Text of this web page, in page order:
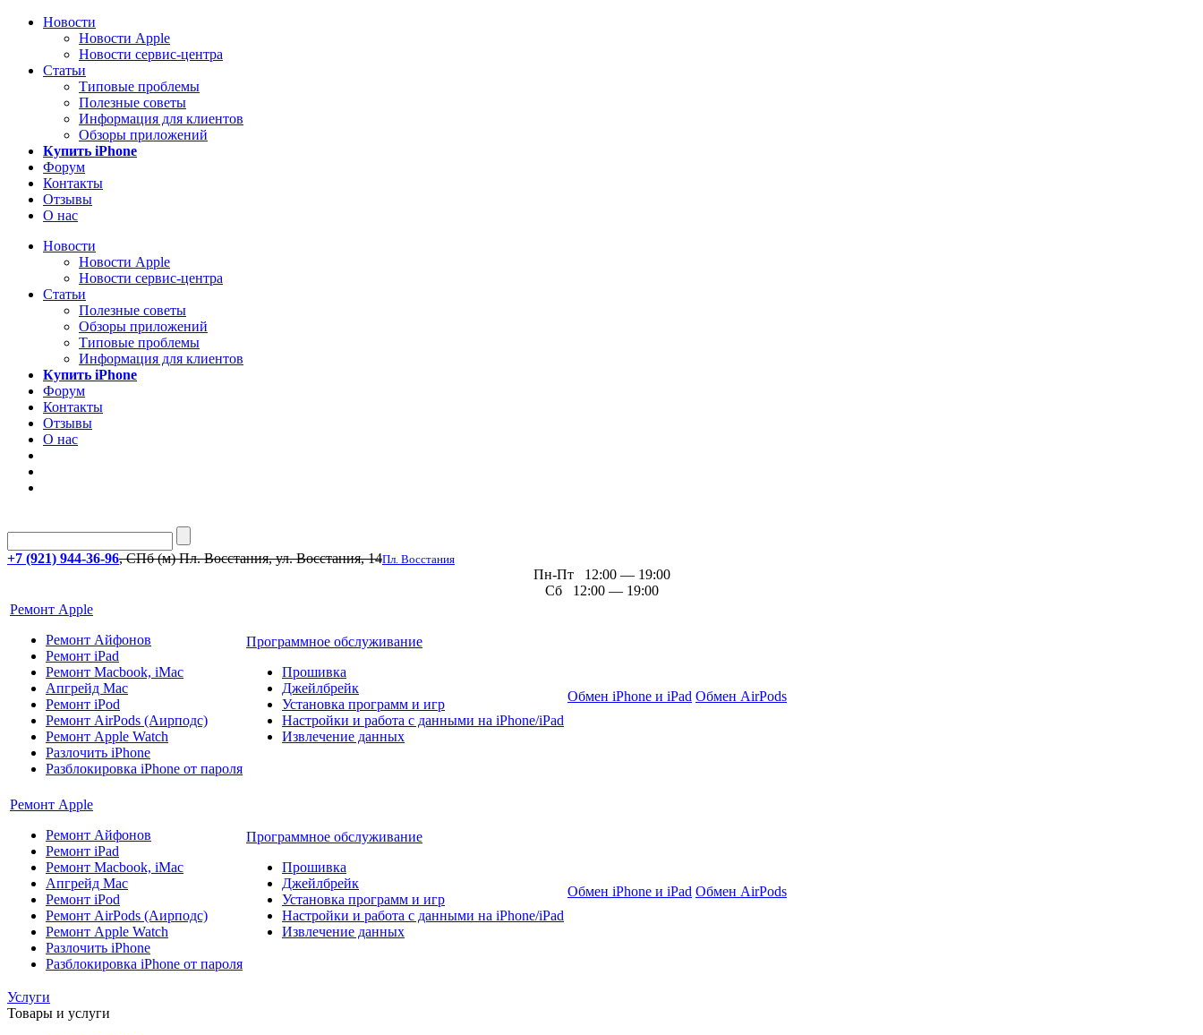
Новости
Новости Apple
Новости сервис-центра
Статьи
Типовые проблемы
Полезные советы
Информация для клиентов
Обзоры приложений
Купить iPhone
Форум
Контакты
Отзывы
О нас
Новости
Новости Apple
Новости сервис-центра
Статьи
Полезные советы
Обзоры приложений
Типовые проблемы
Информация для клиентов
Купить iPhone
Форум
Контакты
Отзывы
О нас
+7 (921) 944-36-96, СПб (м) Пл. Восстания, ул. Восстания, 14Пл. Восстания
Пн-Пт 12:00 — 19:00
Сб 12:00 — 19:00
Ремонт Apple
Ремонт Айфонов
Ремонт iPad
Ремонт Macbook, iMac
Апгрейд Mac
Ремонт iPod
Ремонт AirPods (Аирподс)
Ремонт Apple Watch
Разлочить iPhone
Разблокировка iPhone от пароля
Программное обслуживание
Прошивка
Джейлбрейк
Установка программ и игр
Настройки и работа с данными на iPhone/iPad
Извлечение данных
Обмен iPhone и iPad Обмен AirPods
Ремонт Apple
Ремонт Айфонов
Ремонт iPad
Ремонт Macbook, iMac
Апгрейд Mac
Ремонт iPod
Ремонт AirPods (Аирподс)
Ремонт Apple Watch
Разлочить iPhone
Разблокировка iPhone от пароля
Программное обслуживание
Прошивка
Джейлбрейк
Установка программ и игр
Настройки и работа с данными на iPhone/iPad
Извлечение данных
Обмен iPhone и iPad Обмен AirPods
Услуги
Товары и услуги